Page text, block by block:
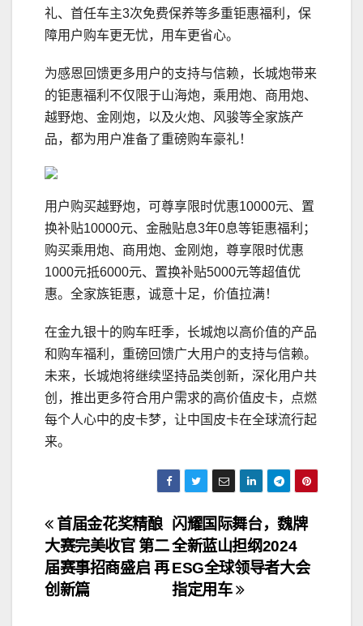
礼、首任车主3次免费保养等多重钜惠福利，保
障用户购车更无忧，用车更省心。
为感恩回馈更多用户的支持与信赖，长城炮带来
的钜惠福利不仅限于山海炮，乘用炮、商用炮、
越野炮、金刚炮，以及火炮、风骏等全家族产
品，都为用户准备了重磅购车豪礼！
用户购买越野炮，可尊享限时优惠10000元、置
换补贴10000元、金融贴息3年0息等钜惠福利；
购买乘用炮、商用炮、金刚炮，尊享限时优惠
1000元抵6000元、置换补贴5000元等超值优
惠。全家族钜惠，诚意十足，价值拉满！
在金九银十的购车旺季，长城炮以高价值的产品
和购车福利，重磅回馈广大用户的支持与信赖。
未来，长城炮将继续坚持品类创新，深化用户共
创，推出更多符合用户需求的高价值皮卡，点燃
每个人心中的皮卡梦，让中国皮卡在全球流行起
来。
文
章
导
闪耀国际舞台，魏牌
全新蓝山担纲2024
ESG全球领导者大会
指定用车
首届金花奖精酿
大赛完美收官 第二
届赛事招商盛启 再
创新篇